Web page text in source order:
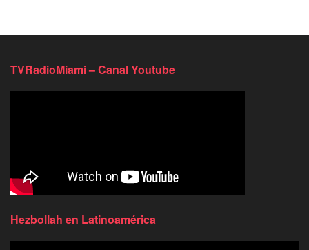
TVRadioMiami – Canal Youtube
Hezbollah en Latinoamérica